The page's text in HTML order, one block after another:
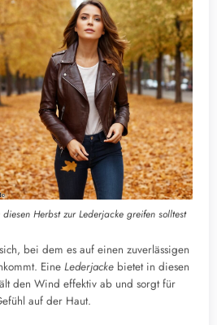
Herbst zur Lederjacke greifen solltest
bei dem es auf einen zuverlässigen
Eine Lederjacke bietet in diesen
den Wind effektiv ab und sorgt für
auf der Haut.